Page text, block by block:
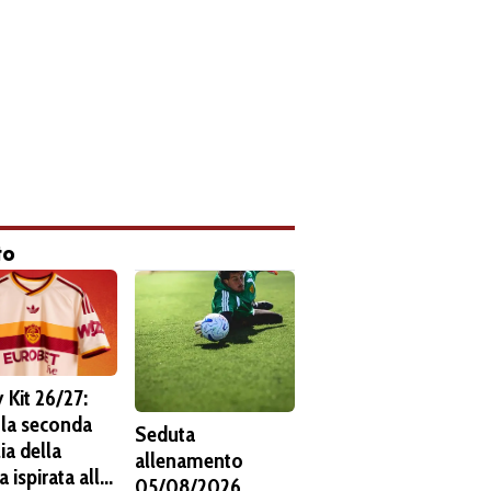
Kit 26/27:
seconda
della
ispirata alla
Seduta
allenamento